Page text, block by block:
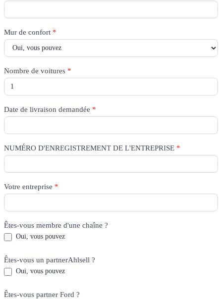
Mur de confort *
Nombre de voitures *
Date de livraison demandée *
NUMÉRO D'ENREGISTREMENT DE L'ENTREPRISE *
Votre entreprise *
Êtes-vous membre d'une chaîne ?
Oui, vous pouvez
Êtes-vous un partnerAhlsell ?
Oui, vous pouvez
Êtes-vous partner Ford ?